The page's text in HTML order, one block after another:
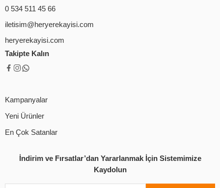
0 534 511 45 66
iletisim@heryerekayisi.com
heryerekayisi.com
Takipte Kalın
Kampanyalar
Yeni Ürünler
En Çok Satanlar
İndirim ve Fırsatlar’dan Yararlanmak İçin Sistemimize
Kaydolun